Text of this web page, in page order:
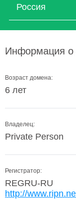
Россия
Информация о
Возраст домена:
6 лет
Владелец:
Private Person
Регистратор:
REGRU-RU
http://